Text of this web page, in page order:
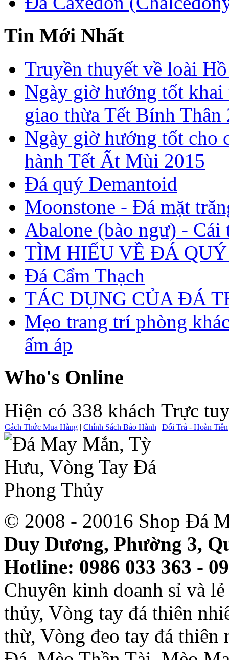
Tin Mới Nhất
Truyền thuyết về loài
Ngày giờ hướng tốt
giao thừa Tết Bính Thân
Ngày giờ hướng tốt cho
hành Tết Ất Mùi 2015
Đá quý Demantoid
Moonstone - Đá mặt
Abalone (bào ngư) - Cái
TÌM HIỂU VỀ ĐÁ QUÝ
Đá Cẩm Thạch
TÁC DỤNG CỦA ĐÁ
Mẹo trang trí phòng
ấm áp
Who's Online
Hiện có 338 khách Trực
Cách Thức Mua Hàng | Chính Sách Bảo Hành | Đổi Trả - Hoàn Tiền
© 2008 - 20016 Shop Đá
Duy Dương, Phường 3,
Hotline: 0986 033 363 -
Chuyên kinh doanh sỉ và
thủy, Vòng tay đá thiên
thừ, Vòng đeo tay đá thiên